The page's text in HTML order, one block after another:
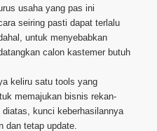
usaha yang pas ini
seiring pasti dapat terlalu
untuk menyebabkan
calon kastemer butuh
keliru satu tools yang
memajukan bisnis rekan-
kunci keberhasilannya
dan tetap update.